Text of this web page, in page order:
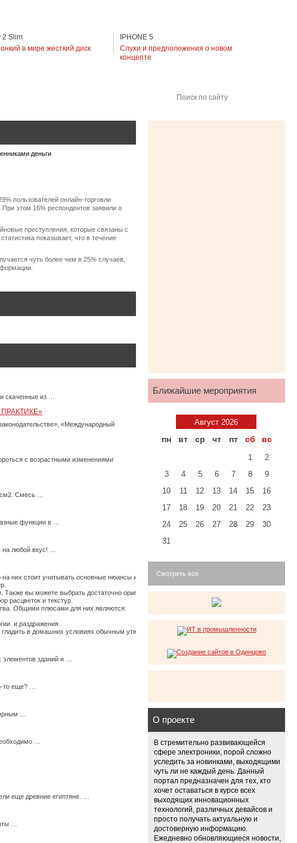
2 Slim
в мире жесткий диск
IPHONE 5
Слухи и предположения о новом
концепте
Поиск по сайту
деньги
пользователей онлайн-торговли
этом 16% респондентов заявили о
преступления, которые связаны с
показывает, что в течение
чуть более чем в 25% случаев,
скаченные из …
«Международный
с возрастными изменениями
см2. Смесь …
функции в …
любой вкус! …
них стоит учитывать основные нюансы их использования, иначе по истечению времени
вы можете выбрать достаточно оригинальные ткани, изготовленные из крапивы,
расцветок и текстур.
Общими плюсами для них являются:
и раздражения.
гладить в домашних условиях обычным утюгом. …
элементов зданий и …
то еще? …
…
…
еще древние египтяне. …
…
Ближайшие мероприятия
Август 2026
пн вт ср чт пт сб вс
1
2
3
4 5 6 7 8
9
10
11 12 13 14 15
16
17
18 19 20 21 22
23
24
25 26 27 28 29
30
31
Смотреть все
О проекте
В стремительно развивающейся
сфере электроники, порой сложно
уследить за новинками, выходящими
чуть ли не каждый день. Данный
портал предназначен для тех, кто
хочет оставаться в курсе всех
выходящих инновационных
технологий, различных девайсов и
просто получать актуальную и
достоверную информацию.
Ежедневно обновляющиеся новости,